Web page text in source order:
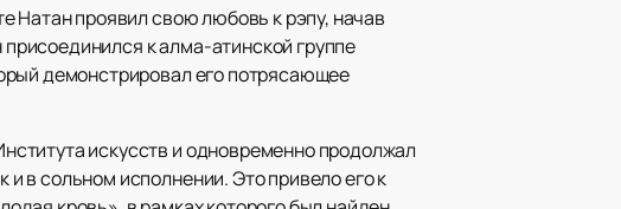
Натан проявил свою любовь к рэпу, начав
присоединился к алма-атинской группе
демонстрировал его потрясающее
искусств и одновременно продолжал
в сольном исполнении. Это привело его к